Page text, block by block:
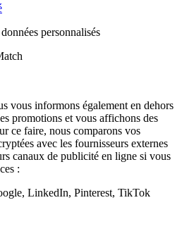
personnalisés
vous informons également en dehors
promotions et vous affichons des
ce faire, nous comparons vos
avec les fournisseurs externes
canaux de publicité en ligne si vous
:
LinkedIn, Pinterest, TikTok